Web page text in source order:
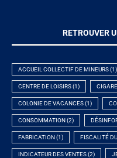
RETROUVER
ACCUEIL COLLECTIF DE MINEURS(1)
CENTRE DE LOISIRS(1)
COLONIE DE VACANCES(1)
CONSOMMATION (2)
FABRICATION (1) FISCALITÉ
INDICATEUR DES VENTES(2)